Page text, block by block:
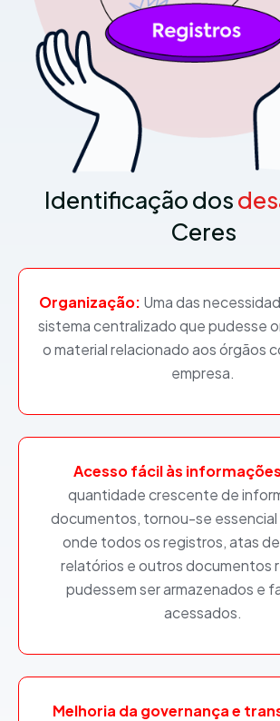
Identificação dos
Ceres
Organização: Uma das
sistema centralizado que pudesse
o material relacionado aos órgãos
empresa.
Acesso fácil às
quantidade crescente de
documentos, tornou-se essencial
onde todos os registros, atas
relatórios e outros documentos
pudessem ser armazenados e
acessados.
Melhoria da governança e